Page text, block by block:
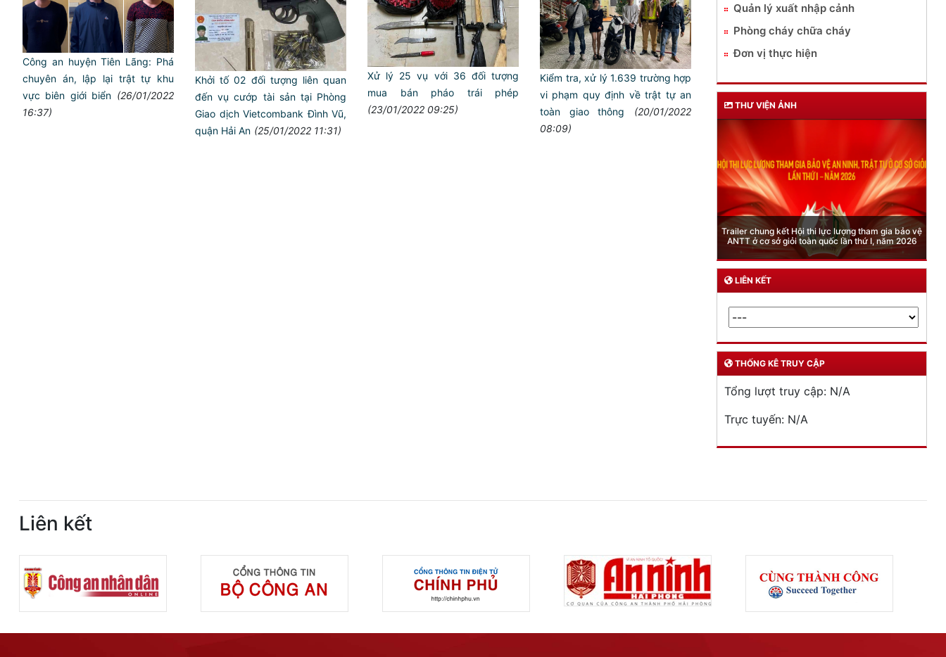
Công an huyện Tiên Lãng: Phá
chuyên án, lập lại trật tự khu
vực biên giới biển (26/01/2022
16:37)
Khởi tố 02 đối tượng liên quan
đến vụ cướp tài sản tại Phòng
Giao dịch Vietcombank Đình Vũ,
quận Hải An (25/01/2022 11:31)
Xử lý 25 vụ với 36 đối tượng
mua bán pháo trái phép
(23/01/2022 09:25)
Kiểm tra, xử lý 1.639 trường hợp
vi phạm quy định về trật tự an
toàn giao thông
(20/01/2022
08:09)
Quản lý xuất nhập cảnh
Phòng cháy chữa cháy
Đơn vị thực hiện
THƯ VIỆN ẢNH
Trailer chung kết Hội thi lực lượng tham gia bảo vệ
ANTT ở cơ sở giỏi toàn quốc lần thứ I, năm 2026
Phòng Quản lý xuất nhập cảnh: Hướng dẫn
quy định mới trong lĩnh vực xuất cảnh, nhập
của công dân việt nam từ ngày 01/7/2026
LIÊN KẾT
THỐNG KÊ TRUY CẬP
Tổng lượt truy cập: N/A
Trực tuyến: N/A
Liên kết